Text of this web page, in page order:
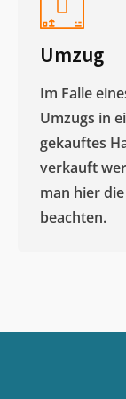
Umzug
Im Falle
Umzugs in
gekauftes
verkauft
man hier
beachten.